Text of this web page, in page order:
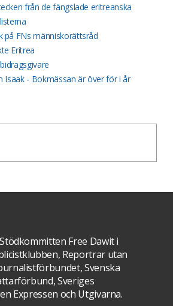
från de fängslade eritreanska
på FNs människorättsråd
Eritrea
Isaak - Bokmässan är över för i år
Free Dawit i
Reportrar utan
Svenska
Sveriges
Expressen och Utgivarna.